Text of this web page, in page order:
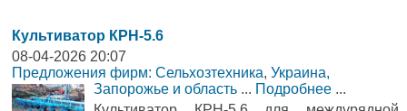
Культиватор КРН-5.6
08-04-2026 20:07
Предложения фирм: Сельхозтехника, Украина,
Запорожье и область ... Подробнее ...